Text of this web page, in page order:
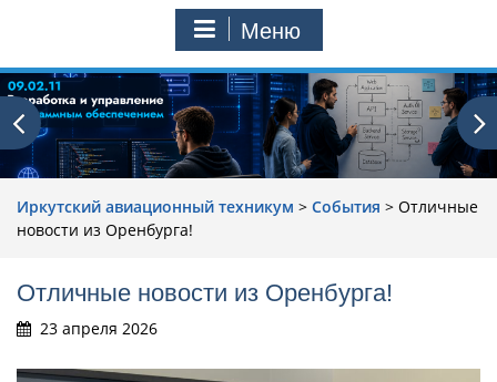
Меню
Иркутский авиационный техникум > События > Отличные
новости из Оренбурга!
Отличные новости из Оренбурга!
23 апреля 2026